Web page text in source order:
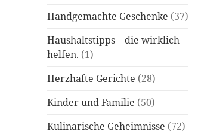
Handgemachte Geschenke (37)
Haushaltstipps – die wirklich
helfen. (1)
Herzhafte Gerichte (28)
Kinder und Familie (50)
Kulinarische Geheimnisse (72)